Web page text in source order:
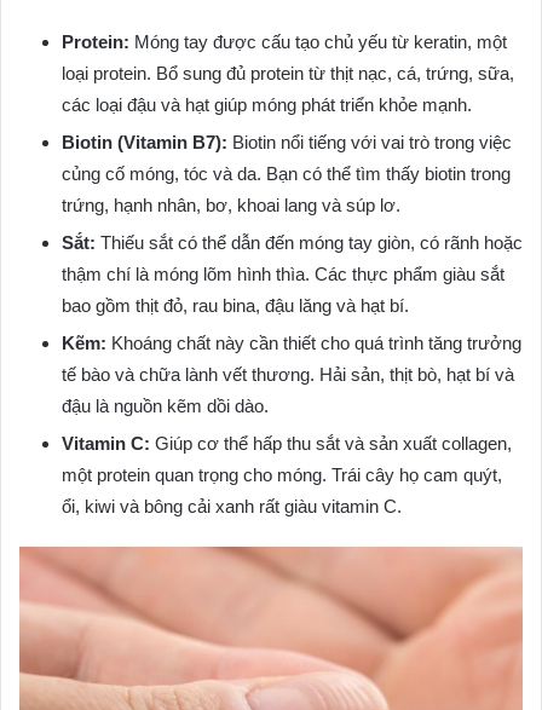
Protein: Móng tay được cấu tạo chủ yếu từ keratin, một
loại protein. Bổ sung đủ protein từ thịt nạc, cá, trứng, sữa,
các loại đậu và hạt giúp móng phát triển khỏe mạnh.
Biotin (Vitamin B7): Biotin nổi tiếng với vai trò trong việc
củng cố móng, tóc và da. Bạn có thể tìm thấy biotin trong
trứng, hạnh nhân, bơ, khoai lang và súp lơ.
Sắt: Thiếu sắt có thể dẫn đến móng tay giòn, có rãnh hoặc
thậm chí là móng lõm hình thìa. Các thực phẩm giàu sắt
bao gồm thịt đỏ, rau bina, đậu lăng và hạt bí.
Kẽm: Khoáng chất này cần thiết cho quá trình tăng trưởng
tế bào và chữa lành vết thương. Hải sản, thịt bò, hạt bí và
đậu là nguồn kẽm dồi dào.
Vitamin C: Giúp cơ thể hấp thu sắt và sản xuất collagen,
một protein quan trọng cho móng. Trái cây họ cam quýt,
ổi, kiwi và bông cải xanh rất giàu vitamin C.